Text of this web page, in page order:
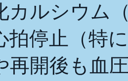
カルシウム
拍停止（特
再開後も血